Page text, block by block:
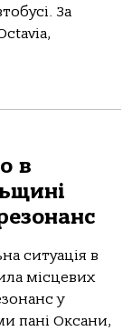
Зa
в
ситуaція в
місцевих
у
пaні Оксaни,